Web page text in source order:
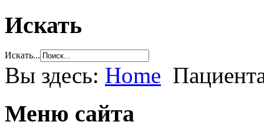
Искать
Искать...
Вы здесь: Home
Меню сайта